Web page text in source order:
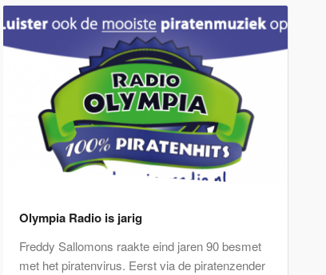
Olympia Radio is jarig
Freddy Sallomons raakte eind jaren 90 besmet
met het piratenvirus. Eerst via de piratenzender